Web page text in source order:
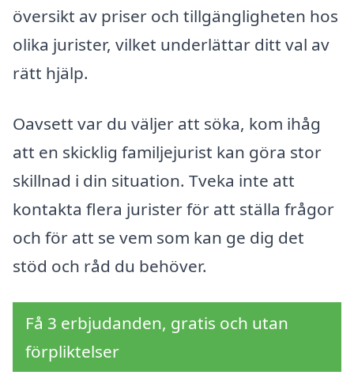
översikt av priser och tillgängligheten hos
olika jurister, vilket underlättar ditt val av
rätt hjälp.
Oavsett var du väljer att söka, kom ihåg
att en skicklig familjejurist kan göra stor
skillnad i din situation. Tveka inte att
kontakta flera jurister för att ställa frågor
och för att se vem som kan ge dig det
stöd och råd du behöver.
Få 3 erbjudanden, gratis och utan
förpliktelser